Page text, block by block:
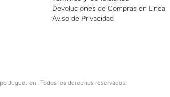
Devoluciones de Compras en Línea
Aviso de Privacidad
Juguetron . Todos los derechos reservados.